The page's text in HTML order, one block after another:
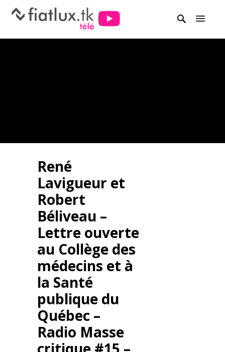
René
Lavigueur et
Robert
Béliveau –
Lettre ouverte
au Collège des
médecins et à
la Santé
publique du
Québec –
Radio Masse